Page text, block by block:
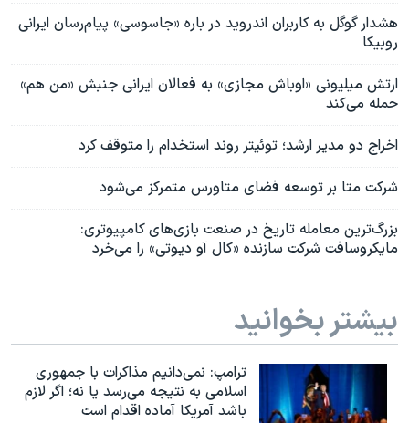
هشدار گوگل به کاربران اندروید در باره «جاسوسی» پیام‌رسان ایرانی
روبیکا
ارتش میلیونی «اوباش مجازی» به فعالان ایرانی جنبش «من‌ هم»
حمله‌ می‌کند
اخراج دو مدیر ارشد؛ توئیتر روند استخدام را متوقف کرد
شرکت متا بر توسعه فضای متاورس متمرکز می‌شود
بزرگ‌ترین معامله تاریخ در صنعت بازی‌های کامپیوتری:
مایکروسافت شرکت سازنده «کال آو دیوتی» را می‌خرد
بیشتر بخوانید
ترامپ: نمی‌دانیم مذاکرات با جمهوری
اسلامی به نتیجه می‌رسد یا نه؛ اگر لازم
باشد آمریکا آماده اقدام است